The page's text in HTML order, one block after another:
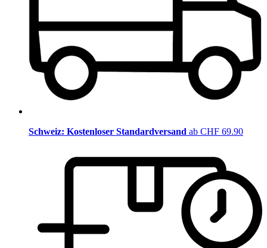
Schweiz: Kostenloser Standardversand ab CHF 69.90